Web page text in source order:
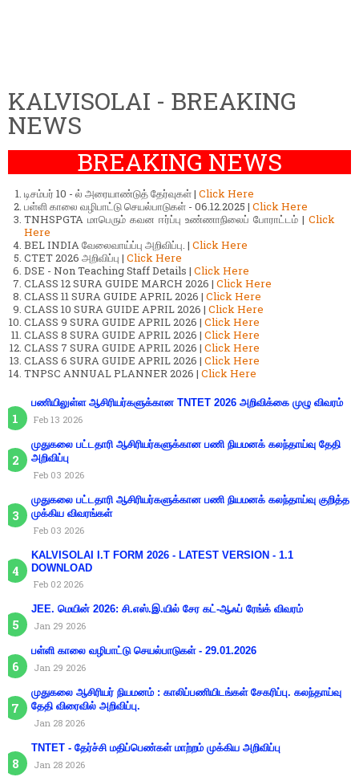
KALVISOLAI - BREAKING
NEWS
BREAKING NEWS
டிசம்பர் 10 - ல் அரையாண்டுத் தேர்வுகள் | Click Here
பள்ளி காலை வழிபாட்டு செயல்பாடுகள் - 06.12.2025 | Click Here
TNHSPGTA மாபெரும் கவன ஈர்ப்பு உண்ணாநிலைப் போராட்டம் | Click
Here
BEL INDIA வேலைவாய்ப்பு அறிவிப்பு. | Click Here
CTET 2026 அறிவிப்பு | Click Here
DSE - Non Teaching Staff Details | Click Here
CLASS 12 SURA GUIDE MARCH 2026 | Click Here
CLASS 11 SURA GUIDE APRIL 2026 | Click Here
CLASS 10 SURA GUIDE APRIL 2026 | Click Here
CLASS 9 SURA GUIDE APRIL 2026 | Click Here
CLASS 8 SURA GUIDE APRIL 2026 | Click Here
CLASS 7 SURA GUIDE APRIL 2026 | Click Here
CLASS 6 SURA GUIDE APRIL 2026 | Click Here
TNPSC ANNUAL PLANNER 2026 | Click Here
பணியிலுள்ள ஆசிரியர்களுக்கான TNTET 2026 அறிவிக்கை முழு விவரம்
Feb 13 2026
முதுகலை பட்டதாரி ஆசிரியர்களுக்கான பணி நியமனக் கலந்தாய்வு தேதி
அறிவிப்பு
Feb 03 2026
முதுகலை பட்டதாரி ஆசிரியர்களுக்கான பணி நியமனக் கலந்தாய்வு குறித்த
முக்கிய விவரங்கள்
Feb 03 2026
KALVISOLAI I.T FORM 2026 - LATEST VERSION - 1.1
DOWNLOAD
Feb 02 2026
JEE. மெயின் 2026: சி.எஸ்.இ.யில் சேர கட்-ஆஃப் ரேங்க் விவரம்
Jan 29 2026
பள்ளி காலை வழிபாட்டு செயல்பாடுகள் - 29.01.2026
Jan 29 2026
முதுகலை ஆசிரியர் நியமனம் : காலிப்பணியிடங்கள் சேகரிப்பு. கலந்தாய்வு
தேதி விரைவில் அறிவிப்பு.
Jan 28 2026
TNTET - தேர்ச்சி மதிப்பெண்கள் மாற்றம் முக்கிய அறிவிப்பு
Jan 28 2026